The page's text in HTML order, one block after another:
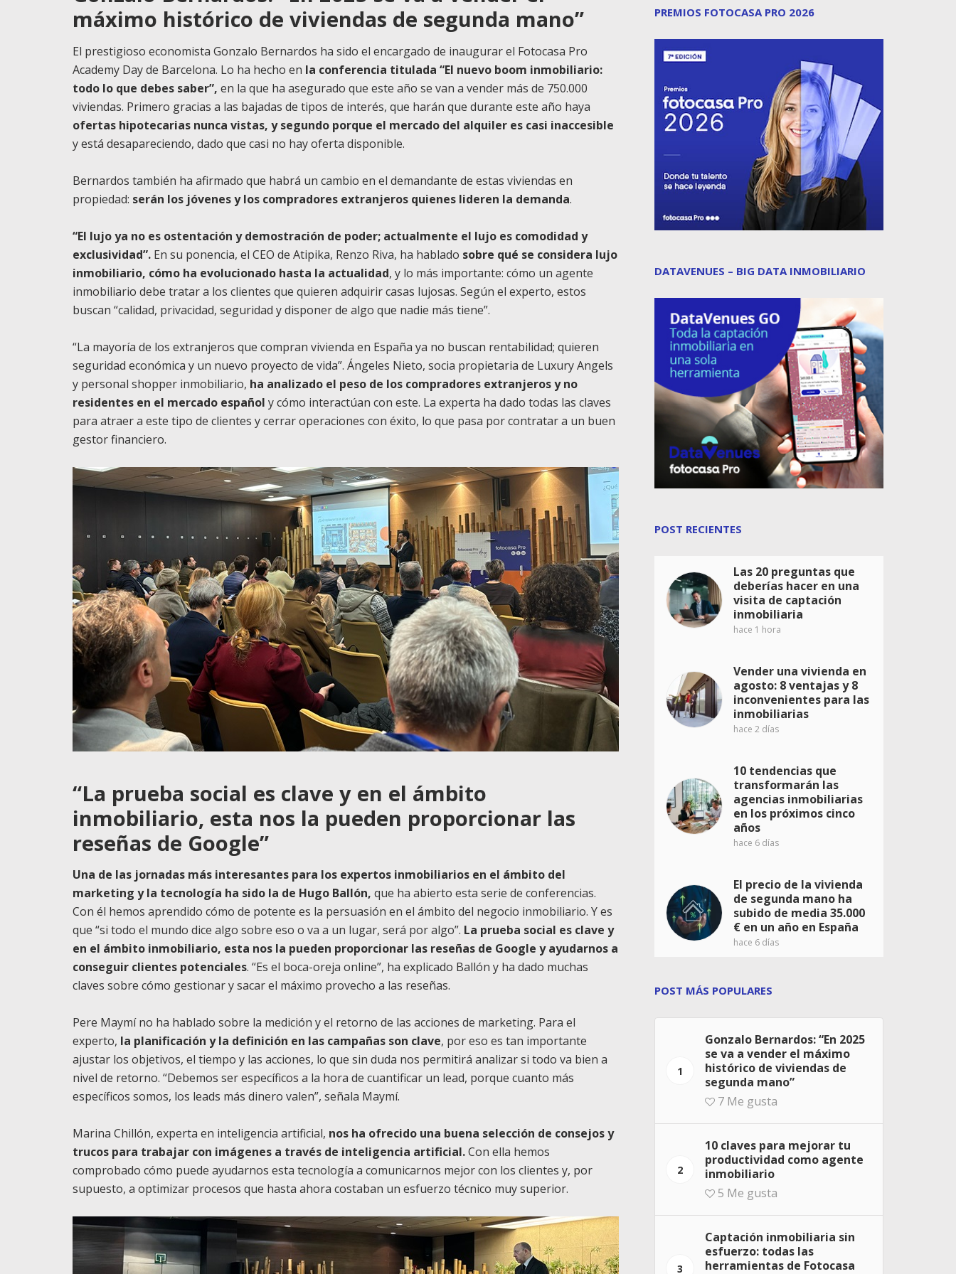
máximo histórico de viviendas de segunda mano”
El prestigioso economista Gonzalo Bernardos ha sido el encargado de inaugurar el Fotocasa Pro
Academy Day de Barcelona. Lo ha hecho en la conferencia titulada “El nuevo boom inmobiliario:
todo lo que debes saber”, en la que ha asegurado que este año se van a vender más de 750.000
viviendas. Primero gracias a las bajadas de tipos de interés, que harán que durante este año haya
ofertas hipotecarias nunca vistas, y segundo porque el mercado del alquiler es casi inaccesible
y está desapareciendo, dado que casi no hay oferta disponible.
Bernardos también ha afirmado que habrá un cambio en el demandante de estas viviendas en
propiedad: serán los jóvenes y los compradores extranjeros quienes lideren la demanda.
“El lujo ya no es ostentación y demostración de poder; actualmente el lujo es comodidad y
exclusividad”. En su ponencia, el CEO de Atipika, Renzo Riva, ha hablado sobre qué se considera lujo
inmobiliario, cómo ha evolucionado hasta la actualidad, y lo más importante: cómo un agente
inmobiliario debe tratar a los clientes que quieren adquirir casas lujosas. Según el experto, estos
buscan “calidad, privacidad, seguridad y disponer de algo que nadie más tiene”.
“La mayoría de los extranjeros que compran vivienda en España ya no buscan rentabilidad; quieren
seguridad económica y un nuevo proyecto de vida”. Ángeles Nieto, socia propietaria de Luxury Angels
y personal shopper inmobiliario, ha analizado el peso de los compradores extranjeros y no
residentes en el mercado español y cómo interactúan con este. La experta ha dado todas las claves
para atraer a este tipo de clientes y cerrar operaciones con éxito, lo que pasa por contratar a un buen
gestor financiero.
“La prueba social es clave y en el ámbito
inmobiliario, esta nos la pueden proporcionar las
reseñas de Google”
Una de las jornadas más interesantes para los expertos inmobiliarios en el ámbito del
marketing y la tecnología ha sido la de Hugo Ballón, que ha abierto esta serie de conferencias.
Con él hemos aprendido cómo de potente es la persuasión en el ámbito del negocio inmobiliario. Y es
que “si todo el mundo dice algo sobre eso o va a un lugar, será por algo”. La prueba social es clave y
en el ámbito inmobiliario, esta nos la pueden proporcionar las reseñas de Google y ayudarnos a
conseguir clientes potenciales. “Es el boca-oreja online”, ha explicado Ballón y ha dado muchas
claves sobre cómo gestionar y sacar el máximo provecho a las reseñas.
Pere Maymí no ha hablado sobre la medición y el retorno de las acciones de marketing. Para el
experto, la planificación y la definición en las campañas son clave, por eso es tan importante
ajustar los objetivos, el tiempo y las acciones, lo que sin duda nos permitirá analizar si todo va bien a
nivel de retorno. “Debemos ser específicos a la hora de cuantificar un lead, porque cuanto más
específicos somos, los leads más dinero valen”, señala Maymí.
Marina Chillón, experta en inteligencia artificial, nos ha ofrecido una buena selección de consejos y
trucos para trabajar con imágenes a través de inteligencia artificial.Con ella hemos
comprobado cómo puede ayudarnos esta tecnología a comunicarnos mejor con los clientes y, por
supuesto, a optimizar procesos que hasta ahora costaban un esfuerzo técnico muy superior.
PREMIOS FOTOCASA PRO 2026
DATAVENUES – BIG DATA INMOBILIARIO
POST RECIENTES
Las 20 preguntas que
deberías hacer en una
visita de captación
inmobiliaria
hace 1 hora
Vender una vivienda en
agosto: 8 ventajas y 8
inconvenientes para las
inmobiliarias
hace 2 días
10 tendencias que
transformarán las
agencias inmobiliarias
en los próximos cinco
años
hace 6 días
El precio de la vivienda
de segunda mano ha
subido de media 35.000
€ en un año en España
hace 6 días
POST MÁS POPULARES
1
Gonzalo Bernardos: “En 2025
se va a vender el máximo
histórico de viviendas de
segunda mano”
7 Me gusta
2
10 claves para mejorar tu
productividad como agente
inmobiliario
5 Me gusta
3
Captación inmobiliaria sin
esfuerzo: todas las
herramientas de Fotocasa